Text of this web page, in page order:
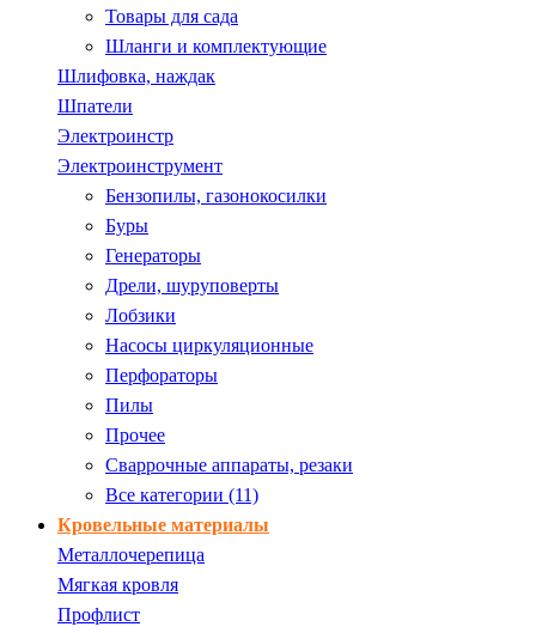
Товары для сада
Шланги и комплектующие
Шлифовка, наждак
Шпатели
Электроинстр
Электроинструмент
Бензопилы, газонокосилки
Буры
Генераторы
Дрели, шуруповерты
Лобзики
Насосы циркуляционные
Перфораторы
Пилы
Прочее
Сваррочные аппараты, резаки
Все категории (11)
Кровельные материалы
Металлочерепица
Мягкая кровля
Профлист